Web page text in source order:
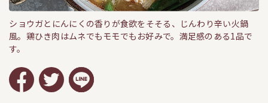
ショウガとにんにくの香りが食欲をそそる、じんわり辛い火鍋
風。鶏ひき肉はムネでもモモでもお好みで。満足感のある1品で
す。